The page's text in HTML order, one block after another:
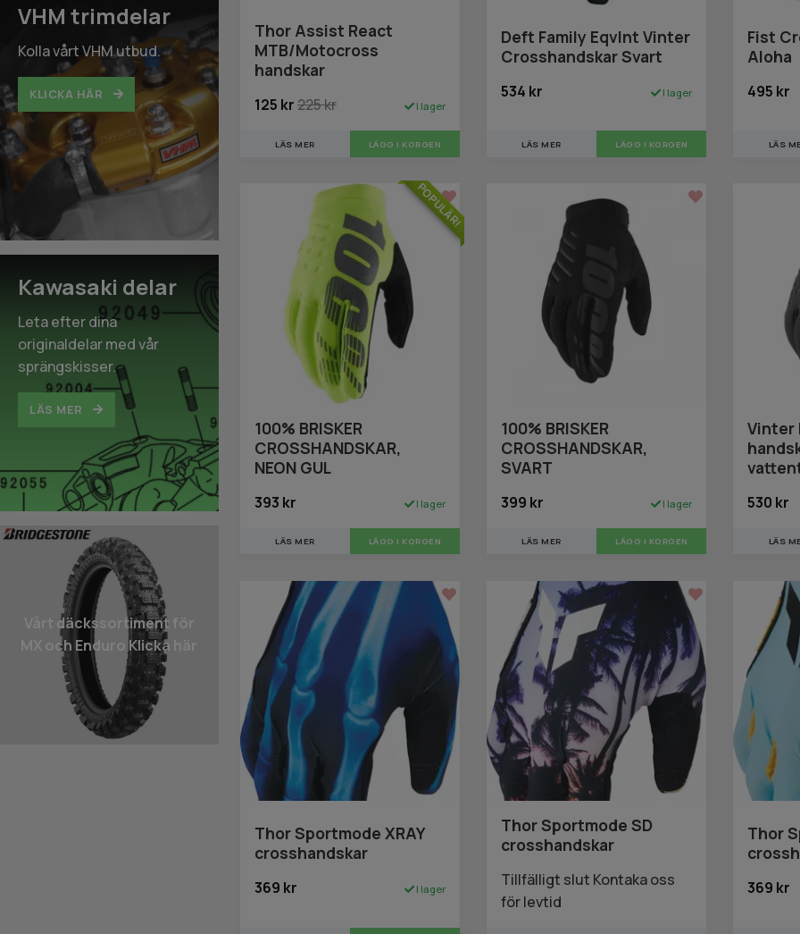
VHM trimdelar
Kolla vårt VHM utbud.
KLICKA HÄR
Kawasaki delar
Leta efter dina
originaldelar med vår
sprängskisser.
LÄS MER
Vårt däcks­sortiment för
MX och Enduro Klicka här
Thor Assist React
MTB/Motocross
handskar
125 kr225 kr I lager
LÄS MER LÄGG I KORGEN
Deft Family Eqvlnt Vinter
Crosshandskar Svart
534 kr I lager
LÄS MER LÄGG I KORGEN
Fist
Aloha
495 kr
LÄS
POPULÄR!
100% BRISKER
CROSSHANDSKAR,
NEON GUL
393 kr I lager
LÄS MER LÄGG I KORGEN
100% BRISKER
CROSSHANDSKAR,
SVART
399 kr I lager
LÄS MER LÄGG I KORGEN
Vinter
530 kr
LÄS
Thor Sportmode XRAY
crosshandskar
369 kr I lager
Thor Sportmode SD
crosshandskar
Tillfälligt slut Kontaka oss
för levtid
Thor
369 kr